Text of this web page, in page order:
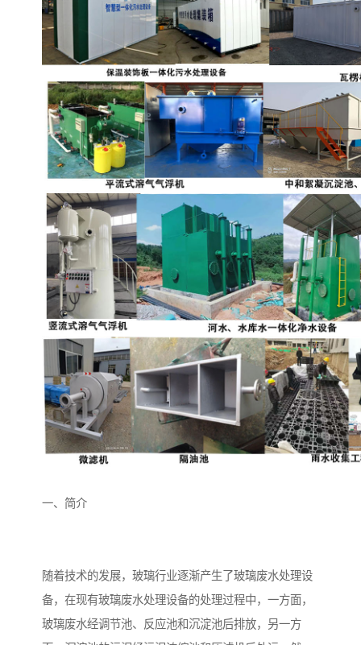
一、简介
随着技术的发展，玻璃行业逐渐产生了玻璃废水处理设
备，在现有玻璃废水处理设备的处理过程中，一方面，
玻璃废水经调节池、反应池和沉淀池后排放，另一方
印刷厂污水处理设备 二级生化污水处理设备
污水提升泵站 口腔科污水处理设备
A2O污水处理设备 乡村污水处理一体化设备
风景区生活污水处理一体
化设备
一体化污水处理设备
无动力一体化污水处理设 服务区一体化污水处理设
备
成套生活污水处理设备 小型污水处理设备
肉制品加工污水处理设备 农村一体化污水处理设备
金属配件洗涤污水处理设 小型一体化污水处理设备
微动力污水处理设备 集中式生活污水处理设备
接触式一体化污水处理设 化粪池一体化污水处理设
备
污水处理一体化设备 气浮机设备
淀粉污水处理设备 塑料污水处理设备
生产厂家
洗车污水处理设备 变电站污水处理设备
熟食厂污水处理设备 美容院一体化污水处理设